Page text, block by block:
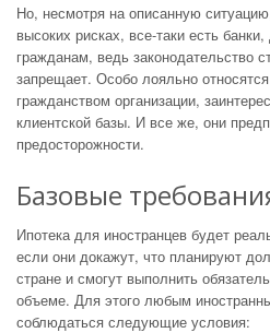
Но, несмотря на описанную
высоких рисках, все-таки есть
гражданам, ведь законодательство
запрещает. Особо лояльно
гражданством организации,
клиентской базы. И все же, они
предосторожности.
Базовые
Ипотека для иностранцев будет
если они докажут, что планируют
стране и смогут выполнить
объеме. Для этого любым
соблюдаться следующие условия: